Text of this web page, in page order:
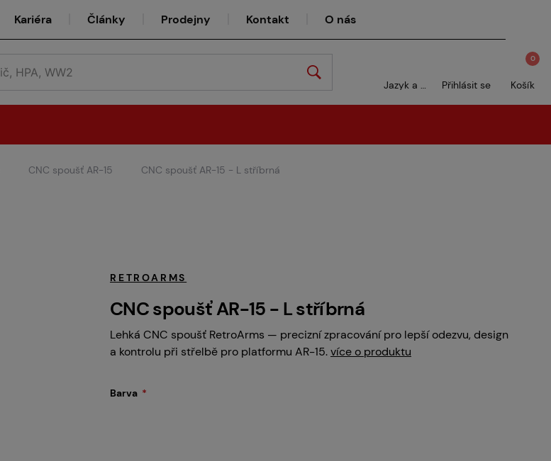
Kariéra Články Prodejny Kontakt O nás
Jazyk a měna Přihlásit se
0
Košík
Půjčovna
CNC spoušť AR-15 CNC spoušť AR-15 - L stříbrná
RETROARMS
CNC spoušť AR-15 - L stříbrná
Lehká CNC spoušť RetroArms — precizní zpracování pro lepší odezvu, design
a kontrolu při střelbě pro platformu AR-15.více o produktu
Barva